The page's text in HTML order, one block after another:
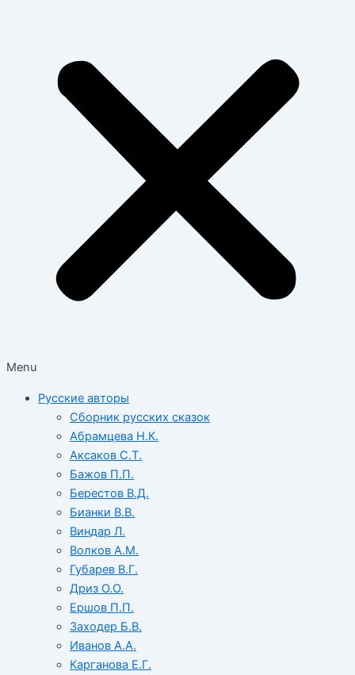
Menu
Русские авторы
Сборник русских сказок
Абрамцева Н.К.
Аксаков С.Т.
Бажов П.П.
Берестов В.Д.
Бианки В.В.
Виндар Л.
Волков А.М.
Губарев В.Г.
Дриз О.О.
Ершов П.П.
Заходер Б.В.
Иванов А.А.
Карганова Е.Г.